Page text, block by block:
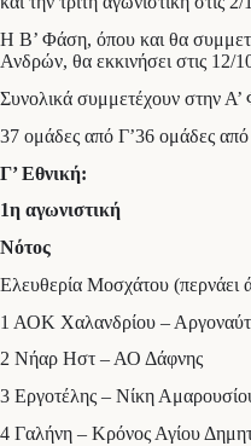
Η Β’ Φάση, όπου και θα
Ανδρών, θα εκκινήσει στις 12/
Συνολικά συμμετέχουν στην
37 ομάδες από Γ’36 ομάδες
Γ’ Εθνική:
1η αγωνιστική
Νότος
Ελευθερία Μοσχάτου (περνάει
1 ΑΟΚ Χαλανδρίου –
2 Νήαρ Ηστ – ΑΟ Δάφνης
3 Εργοτέλης – Νίκη
4 Γαλήνη – Κρόνος Αγίου